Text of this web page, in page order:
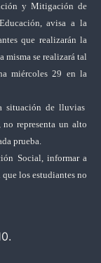
y Mitigación de
avisa a la
que realizarán la
misma se realizará tal
miércoles 29 en la
situación de lluvias
representa un alto
prueba.
Social, informar a
los estudiantes no